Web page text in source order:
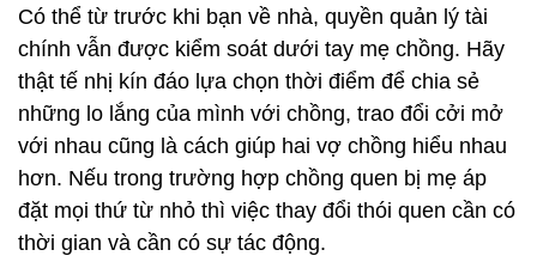
Có thể từ trước khi bạn về nhà, quyền quản lý tài
chính vẫn được kiểm soát dưới tay mẹ chồng. Hãy
thật tế nhị kín đáo lựa chọn thời điểm để chia sẻ
những lo lắng của mình với chồng, trao đổi cởi mở
với nhau cũng là cách giúp hai vợ chồng hiểu nhau
hơn. Nếu trong trường hợp chồng quen bị mẹ áp
đặt mọi thứ từ nhỏ thì việc thay đổi thói quen cần có
thời gian và cần có sự tác động.